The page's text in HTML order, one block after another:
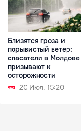
Близятся гроза и
порывистый ветер:
спасатели в Молдове
призывают к
осторожности
20 Июл. 15:20